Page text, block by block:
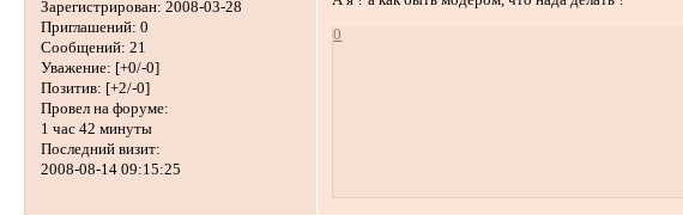
Зарегистрирован: 2008-03-28
Приглашений: 0
Сообщений: 21
Уважение: [+0/-0]
Позитив: [+2/-0]
Провел на форуме:
1 час 42 минуты
Последний визит:
2008-08-14 09:15:25
0